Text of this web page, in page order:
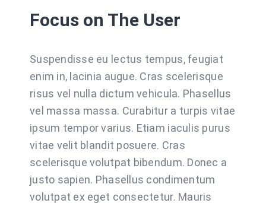
Focus on The User
Suspendisse eu lectus tempus, feugiat
enim in, lacinia augue. Cras scelerisque
risus vel nulla dictum vehicula. Phasellus
vel massa massa. Curabitur a turpis vitae
ipsum tempor varius. Etiam iaculis purus
vitae velit blandit posuere. Cras
scelerisque volutpat bibendum. Donec a
justo sapien. Phasellus condimentum
volutpat ex eget consectetur. Mauris